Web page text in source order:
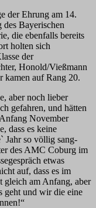
der Ehrung am 14.
Bayerischen
die ebenfalls bereits
holten sich
der
Honold/Vießmann
kamen auf Rang 20.
aber noch lieber
gefahren, und hätten
November
dass es keine
Jahr so völlig sang-
des AMC Coburg im
etwas
auf, dass es im
gleich am Anfang, aber
geht und wir die eine